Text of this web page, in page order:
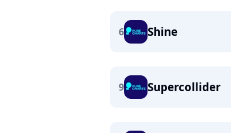
6 Shine
9 Supercollider